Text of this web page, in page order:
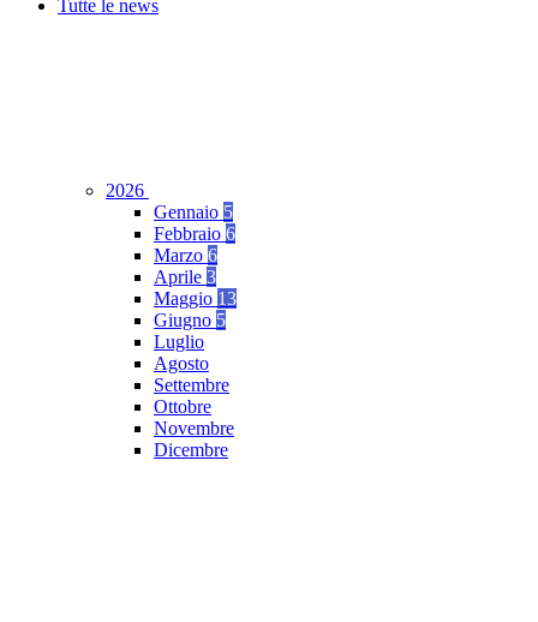
Tutte le news
2026
Gennaio 5
Febbraio 6
Marzo 6
Aprile 3
Maggio 13
Giugno 5
Luglio
Agosto
Settembre
Ottobre
Novembre
Dicembre